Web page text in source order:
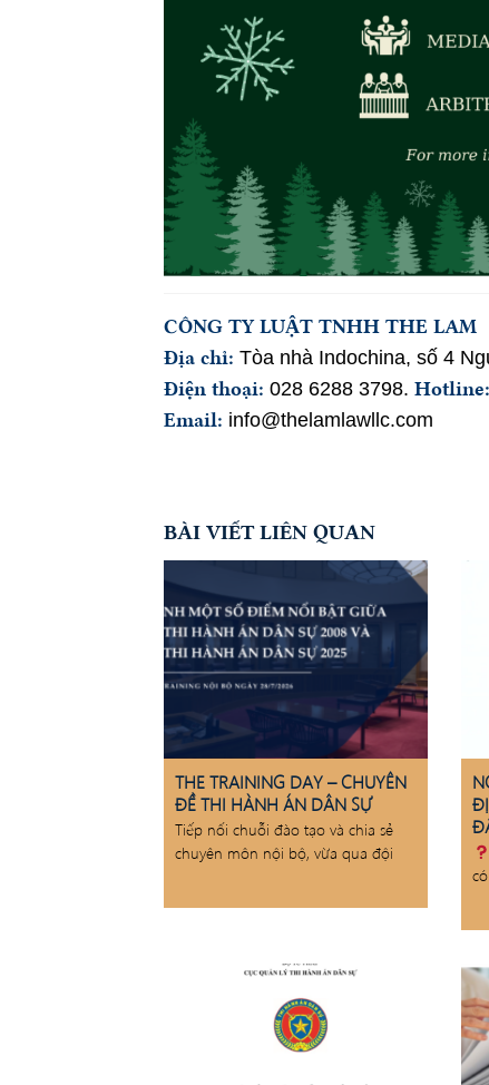
CÔNG TY LUẬT TNHH THE LAM
Địa chỉ: Tòa nhà Indochina, số 4
Điện thoại: 028 6288 3798. Hotline:
Email: info@thelamlawllc.com
BÀI VIẾT LIÊN QUAN
THE TRAINING DAY – CHUYÊN
ĐỀ THI HÀNH ÁN DÂN SỰ
Tiếp nối chuỗi đào tạo và chia sẻ
chuyên môn nội bộ, vừa qua đội